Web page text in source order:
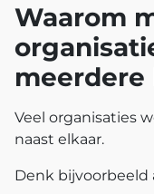
Waarom
meerdere
Veel organisaties
naast elkaar.
Denk bijvoorbeeld